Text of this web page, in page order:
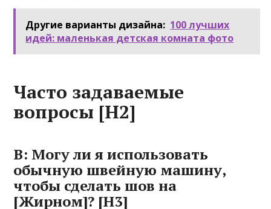
Другие варианты дизайна: 100 лучших
идей: маленькая детская комната фото
Часто задаваемые
вопросы [H2]
В: Могу ли я использовать
обычную швейную машину,
чтобы сделать шов на
[Жирном]? [H3]